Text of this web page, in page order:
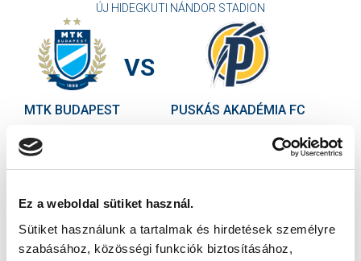
Ez a weboldal sütiket használ.
Sütiket használunk a tartalmak és hirdetések személyre
szabásához, közösségi funkciók biztosításához,
ÚJ HIDEGKUTI NÁNDOR STADION
MTK BUDAPEST
VS
PUSKÁS AKADÉMIA FC
MTK BUDAPEST HÍRLEVÉL
hírlevelünkre: